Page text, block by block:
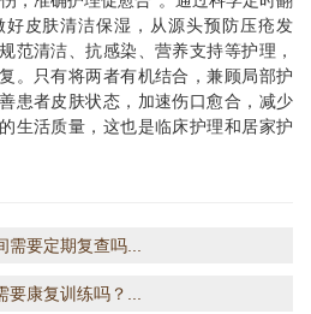
皮肤清洁保湿，从源头预防压疮发
范清洁、抗感染、营养支持等护理，
。只有将两者有机结合，兼顾局部护
患者皮肤状态，加速伤口愈合，减少
生活质量，这也是临床护理和居家护
需要定期复查吗...
要康复训练吗？...